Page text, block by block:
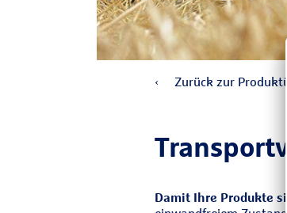
Zurück zur
Damit Ihre Produkte